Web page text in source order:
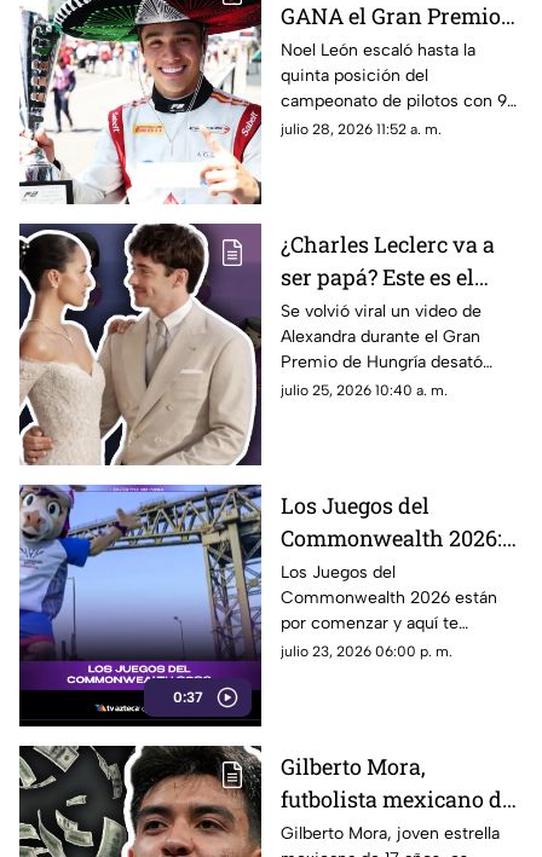
GANA el Gran Premio
de Hungría en la F2
Noel León escaló hasta la
quinta posición del
campeonato de pilotos con 94
unidades, impulsando también
julio 28, 2026 11:52 a. m.
¿Charles Leclerc va a
ser papá? Este es el
VIDEO que desató
rumores sobre el
embarazo de
Alexandra; así fue
Hungría
Se volvió viral un video de
Alexandra durante el Gran
Premio de Hungría desató
rumores sobre un embarazo.
julio 25, 2026 10:40 a. m.
0:37
Los Juegos del
Commonwealth 2026:
qué son, fechas y de qué
se trata
Los Juegos del
Commonwealth 2026 están
por comenzar y aquí te
contamos qué son, cuándo se
julio 23, 2026 06:00 p. m.
Gilberto Mora,
futbolista mexicano de
17 años de edad, es
Gilberto Mora, joven estrella